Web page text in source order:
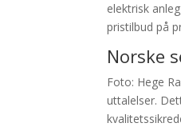
elektrisk
pristilbud på
Norske
Foto: Hege
uttalelser.